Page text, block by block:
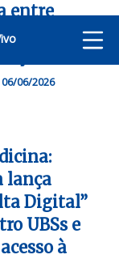
entre
veja medidas
06/06/2026
lança
Digital”
UBSs e
à